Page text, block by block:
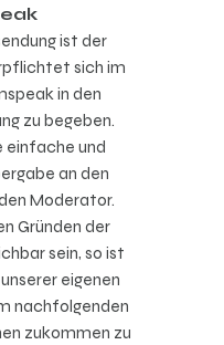
ist der
sich im
in den
zu begeben.
einfache und
an den
Moderator.
Gründen der
sein, so ist
eigenen
nachfolgenden
zukommen zu